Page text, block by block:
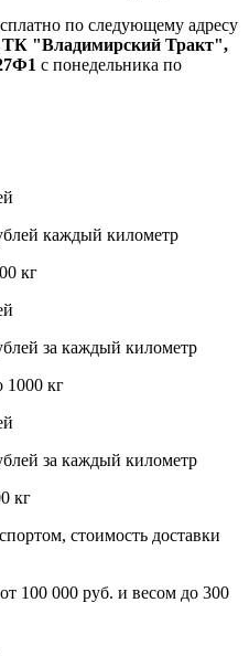
по следующему адресу
ТК "Владимирский Тракт",
с понедельника по
каждый километр
кг
за каждый километр
1000 кг
за каждый километр
кг
стоимость доставки
100 000 руб. и весом до 300